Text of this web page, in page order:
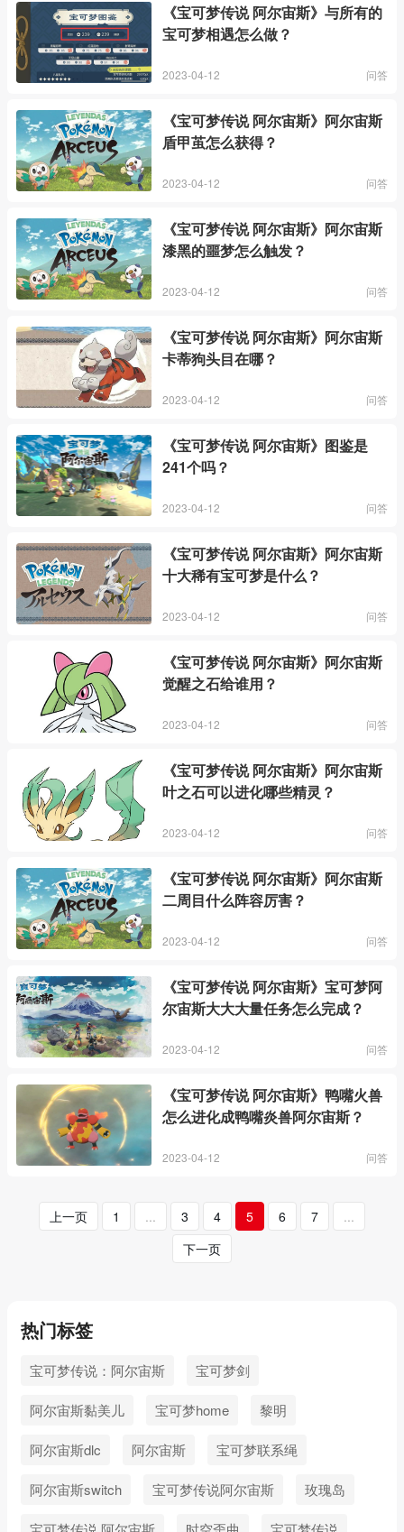
《宝可梦传说 阿尔宙斯》与所有的
宝可梦相遇怎么做？
2023-04-12 问答
《宝可梦传说 阿尔宙斯》阿尔宙斯
盾甲茧怎么获得？
2023-04-12 问答
《宝可梦传说 阿尔宙斯》阿尔宙斯
漆黑的噩梦怎么触发？
2023-04-12 问答
《宝可梦传说 阿尔宙斯》阿尔宙斯
卡蒂狗头目在哪？
2023-04-12 问答
《宝可梦传说 阿尔宙斯》图鉴是
241个吗？
2023-04-12 问答
《宝可梦传说 阿尔宙斯》阿尔宙斯
十大稀有宝可梦是什么？
2023-04-12 问答
《宝可梦传说 阿尔宙斯》阿尔宙斯
觉醒之石给谁用？
2023-04-12 问答
《宝可梦传说 阿尔宙斯》阿尔宙斯
叶之石可以进化哪些精灵？
2023-04-12 问答
《宝可梦传说 阿尔宙斯》阿尔宙斯
二周目什么阵容厉害？
2023-04-12 问答
《宝可梦传说 阿尔宙斯》宝可梦阿
尔宙斯大大大量任务怎么完成？
2023-04-12 问答
《宝可梦传说 阿尔宙斯》鸭嘴火兽
怎么进化成鸭嘴炎兽阿尔宙斯？
2023-04-12 问答
上一页 1 ... 3 4 5 6 7
...
下一页
热门标签
宝可梦传说：阿尔宙斯 宝可梦剑
阿尔宙斯黏美儿 宝可梦home 黎明
阿尔宙斯dlc 阿尔宙斯 宝可梦联系绳
阿尔宙斯switch 宝可梦传说阿尔宙斯 玫瑰岛